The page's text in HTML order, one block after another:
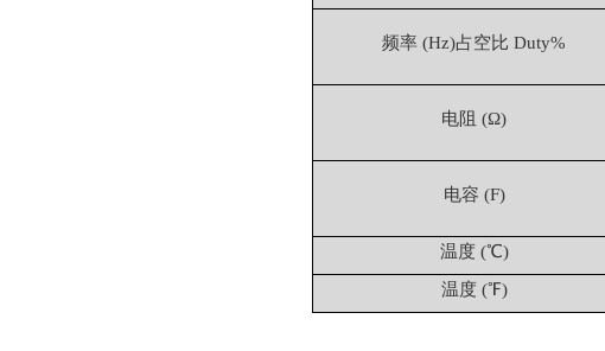
频率 (Hz)占空比 Duty%
电阻 (Ω)
电容 (F)
温度 (℃)
温度 (℉)